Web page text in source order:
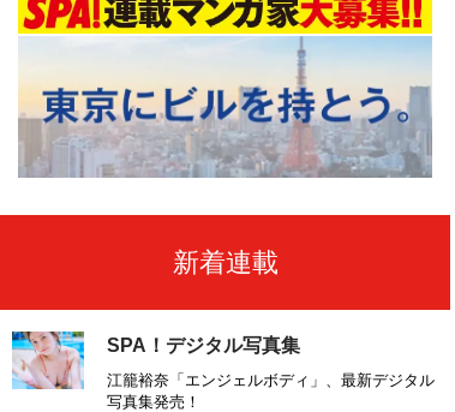
新着連載
SPA！デジタル写真集
江籠裕奈「エンジェルボディ」、最新デジタル
写真集発売！